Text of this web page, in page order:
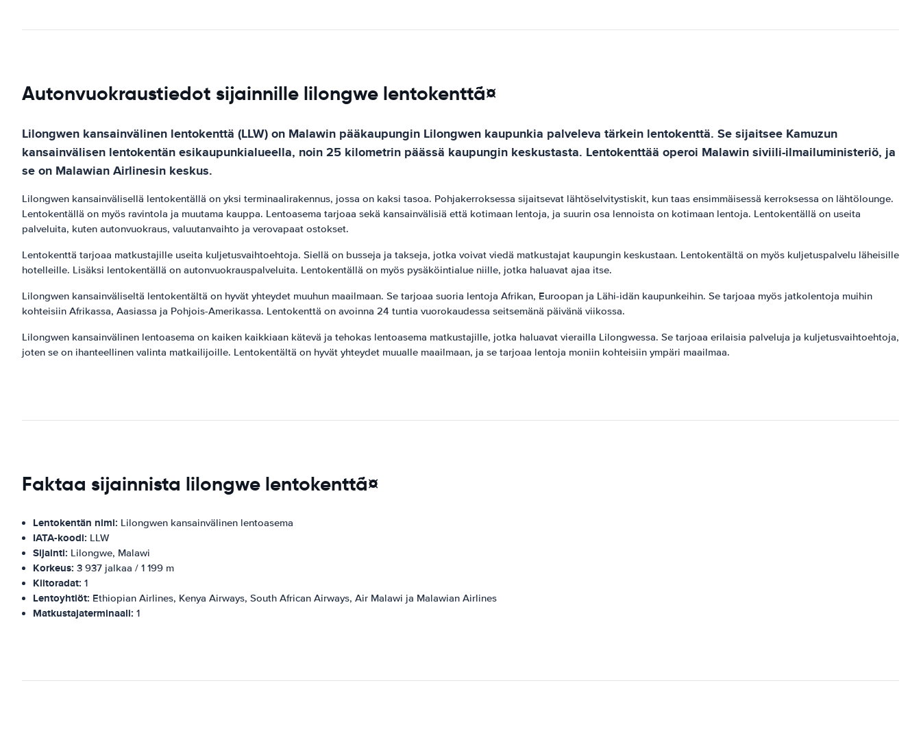
Autonvuokraustiedot sijainnille lilongwe lentokenttã¤
Lilongwen kansainvälinen lentokenttä (LLW) on Malawin pääkaupungin Lilongwen kaupunkia palveleva tärkein lentokenttä. Se sijaitsee Kamuzun
kansainvälisen lentokentän esikaupunkialueella, noin 25 kilometrin päässä kaupungin keskustasta. Lentokenttää operoi Malawin siviili-ilmailuministeriö, ja
se on Malawian Airlinesin keskus.
Lilongwen kansainvälisellä lentokentällä on yksi terminaalirakennus, jossa on kaksi tasoa. Pohjakerroksessa sijaitsevat lähtöselvitystiskit, kun taas ensimmäisessä kerroksessa on lähtölounge.
Lentokentällä on myös ravintola ja muutama kauppa. Lentoasema tarjoaa sekä kansainvälisiä että kotimaan lentoja, ja suurin osa lennoista on kotimaan lentoja. Lentokentällä on useita
palveluita, kuten autonvuokraus, valuutanvaihto ja verovapaat ostokset.
Lentokenttä tarjoaa matkustajille useita kuljetusvaihtoehtoja. Siellä on busseja ja takseja, jotka voivat viedä matkustajat kaupungin keskustaan. Lentokentältä on myös kuljetuspalvelu läheisille
hotelleille. Lisäksi lentokentällä on autonvuokrauspalveluita. Lentokentällä on myös pysäköintialue niille, jotka haluavat ajaa itse.
Lilongwen kansainväliseltä lentokentältä on hyvät yhteydet muuhun maailmaan. Se tarjoaa suoria lentoja Afrikan, Euroopan ja Lähi-idän kaupunkeihin. Se tarjoaa myös jatkolentoja muihin
kohteisiin Afrikassa, Aasiassa ja Pohjois-Amerikassa. Lentokenttä on avoinna 24 tuntia vuorokaudessa seitsemänä päivänä viikossa.
Lilongwen kansainvälinen lentoasema on kaiken kaikkiaan kätevä ja tehokas lentoasema matkustajille, jotka haluavat vierailla Lilongwessa. Se tarjoaa erilaisia ​​palveluja ja kuljetusvaihtoehtoja,
joten se on ihanteellinen valinta matkailijoille. Lentokentältä on hyvät yhteydet muualle maailmaan, ja se tarjoaa lentoja moniin kohteisiin ympäri maailmaa.
Faktaa sijainnista lilongwe lentokenttã¤
Lentokentän nimi: Lilongwen kansainvälinen lentoasema
IATA-koodi: LLW
Sijainti: Lilongwe, Malawi
Korkeus: 3 937 jalkaa / 1 199 m
Kiitoradat: 1
Lentoyhtiöt: Ethiopian Airlines, Kenya Airways, South African Airways, Air Malawi ja Malawian Airlines
Matkustajaterminaali: 1